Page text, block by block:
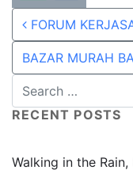
Share
on
WhatsApp
Share
on
Facebook
Post
FORUM
BAZAR MURAH
RECENT POSTS
Walking in the